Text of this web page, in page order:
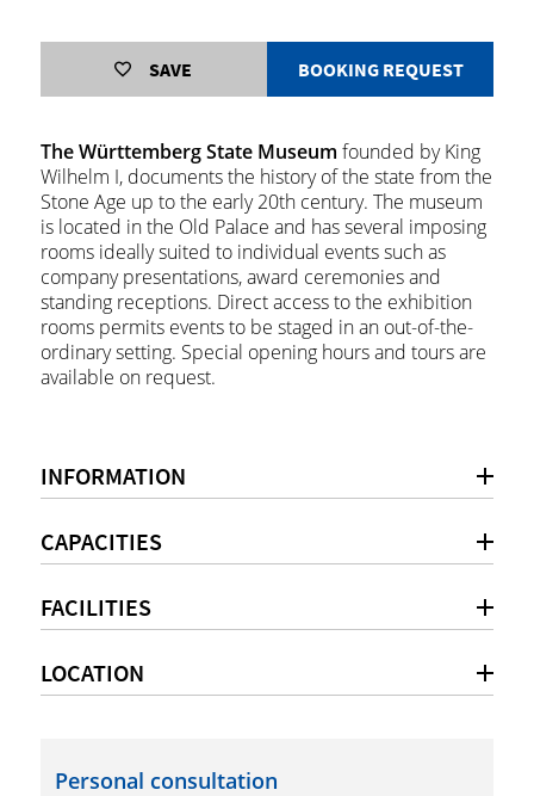
SAVE BOOKING REQUEST
The Württemberg State Museum founded by King
Wilhelm I, documents the history of the state from the
Stone Age up to the early 20th century. The museum
is located in the Old Palace and has several imposing
rooms ideally suited to individual events such as
company presentations, award ceremonies and
standing receptions. Direct access to the exhibition
rooms permits events to be staged in an out-of-the-
ordinary setting. Special opening hours and tours are
available on request.
INFORMATION
CAPACITIES
FACILITIES
LOCATION
Personal consultation